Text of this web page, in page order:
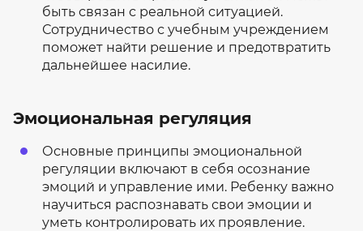
быть связан с реальной ситуацией.
Сотрудничество с учебным учреждением
поможет найти решение и предотвратить
дальнейшее насилие.
Эмоциональная регуляция
Основные принципы эмоциональной
регуляции включают в себя осознание
эмоций и управление ими. Ребенку важно
научиться распознавать свои эмоции и
уметь контролировать их проявление.